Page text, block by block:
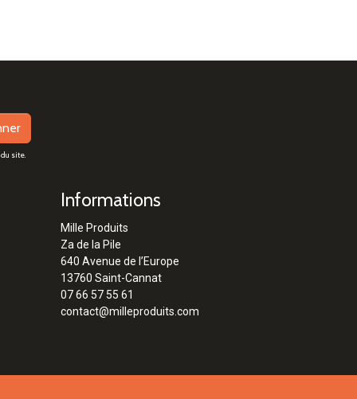
site.
Informations
Mille Produits
Za de la Pile
640 Avenue de l’Europe
13760 Saint-Cannat
07 66 57 55 61
contact@milleproduits.com